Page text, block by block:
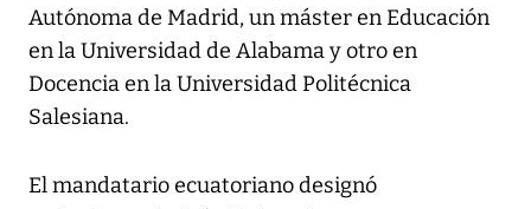
Autónoma de Madrid, un máster en Educación
en la Universidad de Alabama y otro en
Docencia en la Universidad Politécnica
Salesiana.
El mandatario ecuatoriano designó